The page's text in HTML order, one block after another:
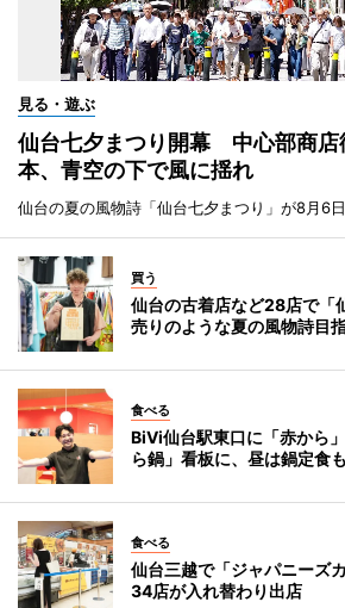
見る・遊ぶ
仙台七夕まつり開幕 中心部商
本、青空の下で風に揺れ
仙台の夏の風物詩「仙台七夕まつり」が8月6日
買う
仙台の古着店など28店で
売りのような夏の風物詩目
食べる
BiVi仙台駅東口に「赤から
ら鍋」看板に、昼は鍋定食も
食べる
仙台三越で「ジャパニーズ
34店が入れ替わり出店